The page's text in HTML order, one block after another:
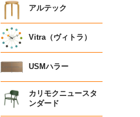
アルテック
Vitra（ヴィトラ）
USMハラー
カリモクニュースタ
ンダード